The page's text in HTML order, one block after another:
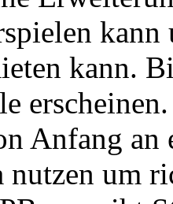
kann.
erscheinen.
Anfang
nutzen um